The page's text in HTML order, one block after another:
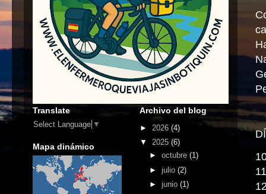
Translate
Select Language ▼
Mapa dinámico
Archivo del blog
► 2026 (4)
▼ 2025 (6)
► octubre (1)
► julio (2)
► junio (1)